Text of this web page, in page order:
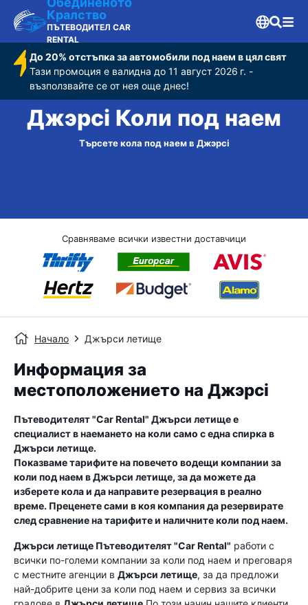
Кралство
ПЪТЕВОДИТЕЛ CAR
RENTAL
До 20% отстъпка за автомобили под наем в цял свят
Тази промоция е валидна до 11 август 2026 г. -
възползвайте се от нея още днес!
Джэрсі Коли под наем
Търсете кола под наем в Джэрсі
Сравняваме всички известни доставчици
Начало Джърси летище
Информация за
местоположението на Джэрсі
Пътеводителят "Car Rental" Джърси летищее
специалист в наемането на коли само с една спирка в
Джърси летище.
Показваме тарифите на повечето водещи компании за
коли под наем вДжърси летище, за да можете да
изберете кола и да направите резервация в реално
време. Преценете сами в коя компания да резервирате
след сравнение на тарифите и наличните коли под наем.
Джърси летище Пътеводителят "Car Rental" работи с
всички по-големи компании за коли под наем и преговаря
с местните агенции в Джърси летище, за да предложи
най-добрите цени за коли под наем и сервиз за всички